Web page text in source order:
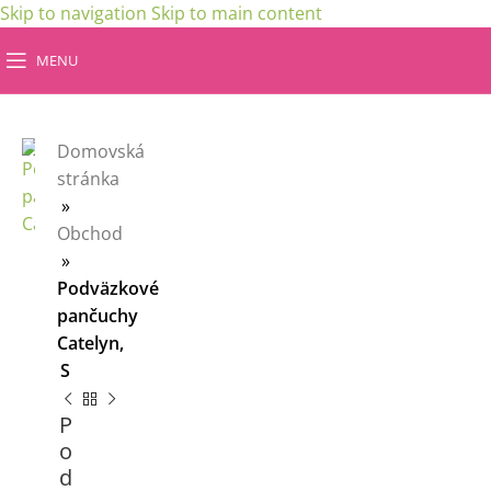
Skip to navigation Skip to main content
MENU
Domovská
stránka
»
Obchod
»
Podväzkové
pančuchy
Catelyn,
S
P
o
d